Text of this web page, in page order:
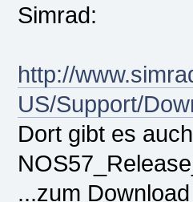
Simrad:
http://
US/Support/
Dort gibt es
...zum